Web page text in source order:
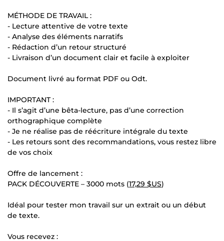
MÉTHODE DE TRAVAIL :
- Lecture attentive de votre texte
- Analyse des éléments narratifs
- Rédaction d’un retour structuré
- Livraison d’un document clair et facile à exploiter
Document livré au format PDF ou Odt.
IMPORTANT :
- Il s’agit d’une bêta-lecture, pas d’une correction
orthographique complète
- Je ne réalise pas de réécriture intégrale du texte
- Les retours sont des recommandations, vous restez libre
de vos choix
Offre de lancement :
PACK DÉCOUVERTE – 3000 mots (17,29 $US)
Idéal pour tester mon travail sur un extrait ou un début
de texte.
Vous recevez :